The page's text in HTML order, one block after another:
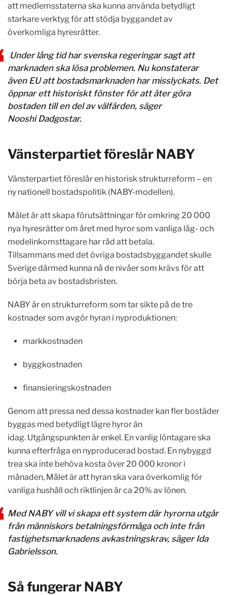
att medlemsstaterna ska kunna använda betydligt
starkare verktyg för att stödja byggandet av
överkomliga hyresrätter.
Under lång tid har svenska regeringar sagt att
marknaden ska lösa problemen. Nu konstaterar
även EU att bostadsmarknaden har misslyckats. Det
öppnar ett historiskt fönster för att åter göra
bostaden till en del av välfärden, säger
Nooshi Dadgostar.
Vänsterpartiet föreslår NABY
Vänsterpartiet föreslår en historisk strukturreform – en
ny nationell bostadspolitik (NABY-modellen).
Målet är att skapa förutsättningar för omkring 20 000
nya hyresrätter om året med hyror som vanliga låg- och
medelinkomsttagare har råd att betala.
Tillsammans med det övriga bostadsbyggandet skulle
Sverige därmed kunna nå de nivåer som krävs för att
börja beta av bostadsbristen.
NABY är en strukturreform som tar sikte på de tre
kostnader som avgör hyran i nyproduktionen:
markkostnaden
byggkostnaden
finansieringskostnaden
Genom att pressa ned dessa kostnader kan fler bostäder
byggas med betydligt lägre hyror än
idag. Utgångspunkten är enkel. En vanlig löntagare ska
kunna efterfråga en nyproducerad bostad. En nybyggd
trea ska inte behöva kosta över 20 000 kronor i
månaden, Målet är att hyran ska vara överkomlig för
vanliga hushåll och riktlinjen är ca 20% av lönen.
Med NABY vill vi skapa ett system där hyrorna utgår
från människors betalningsförmåga och inte från
fastighetsmarknadens avkastningskrav, säger Ida
Gabrielsson.
Så fungerar NABY